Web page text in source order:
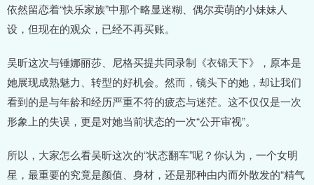
依然留恋着“快乐家族”中那个略显迷糊、偶尔卖萌的小妹妹人
设，但现在的观众，已经不再买账。
吴昕这次与锤娜丽莎、尼格买提共同录制《衣锦天下》，原本是
她展现成熟魅力、转型的好机会。然而，镜头下的她，却让我们
看到的是与年龄和经历严重不符的疲态与迷茫。这不仅仅是一次
形象上的失误，更是对她当前状态的一次“公开审视”。
所以，大家怎么看吴昕这次的“状态翻车”呢？你认为，一个女明
星，最重要的究竟是颜值、身材，还是那种由内而外散发的“精气